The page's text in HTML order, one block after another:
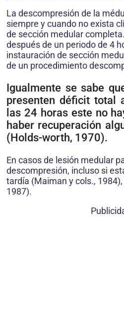
La descompresión de la
siempre y cuando no exista
de sección medular
después de un periodo de 4
instauración de sección
de un procedimiento
Igualmente se sabe
presenten déficit total
las 24 horas este no
haber recuperación
(Holds-worth, 1970).
En casos de lesión medular
descompresión, incluso si
tardía (Maiman y cols.,
1987).